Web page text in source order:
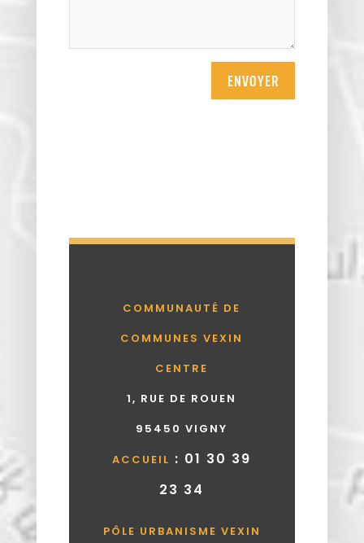
ENVOYER
COMMUNAUTÉ DE
COMMUNES VEXIN
CENTRE
1, RUE DE ROUEN
95450 VIGNY
ACCUEIL : 01 30 39
23 34
PÔLE URBANISME VEXIN